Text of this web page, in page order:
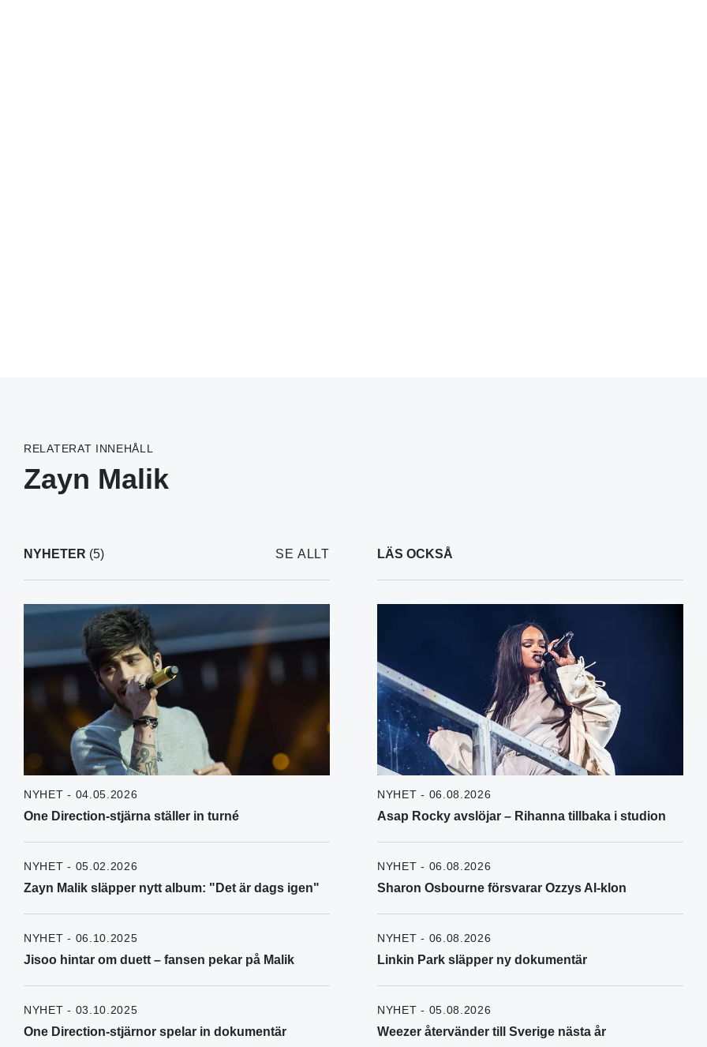
RELATERAT INNEHÅLL
Zayn Malik
NYHETER (5) SE ALLT
NYHET - 04.05.2026
One Direction-stjärna ställer in turné
NYHET - 05.02.2026
Zayn Malik släpper nytt album: "Det är dags igen"
NYHET - 06.10.2025
Jisoo hintar om duett – fansen pekar på Malik
NYHET - 03.10.2025
One Direction-stjärnor spelar in dokumentär
LÄS OCKSÅ
NYHET - 06.08.2026
Asap Rocky avslöjar – Rihanna tillbaka i studion
NYHET - 06.08.2026
Sharon Osbourne försvarar Ozzys AI-klon
NYHET - 06.08.2026
Linkin Park släpper ny dokumentär
NYHET - 05.08.2026
Weezer återvänder till Sverige nästa år